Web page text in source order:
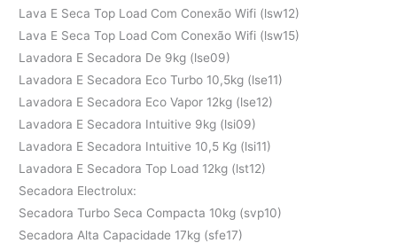
Lava E Seca Top Load Com Conexão Wifi (lsw12)
Lava E Seca Top Load Com Conexão Wifi (lsw15)
Lavadora E Secadora De 9kg (lse09)
Lavadora E Secadora Eco Turbo 10,5kg (lse11)
Lavadora E Secadora Eco Vapor 12kg (lse12)
Lavadora E Secadora Intuitive 9kg (lsi09)
Lavadora E Secadora Intuitive 10,5 Kg (lsi11)
Lavadora E Secadora Top Load 12kg (lst12)
Secadora Electrolux:
Secadora Turbo Seca Compacta 10kg (svp10)
Secadora Alta Capacidade 17kg (sfe17)